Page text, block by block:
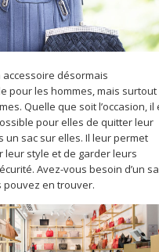
accessoire désormais
pour les hommes, mais surtout
Quelle que soit l’occasion, il
pour elles de quitter leur
un sac sur elles. Il leur permet
leur style et de garder leurs
Avez-vous besoin d’un
pouvez en trouver.